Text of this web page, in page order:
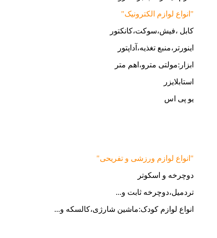
"انواع لوازم الکترونیک"
کابل ،فیش،سوکت،کانکتور
اینورتر،منبع تغذیه،آداپتور
ابزار:مولتی مترو،اهم متر
استابلایزر
یو پی اس
"انواع لوازم ورزشی و تفریحی"
دوچرخه و اسکوتر
تردمیل،دوچرخه ثابت و...
انواع لوازم کودک:ماشین شارژی،کالسکه و...